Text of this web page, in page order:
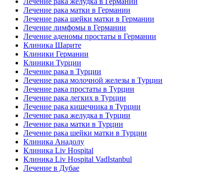
Лечение рака матки в Германии
Лечение рака шейки матки в Германии
Лечение лимфомы в Германии
Лечение аденомы простаты в Германии
Клиника Шарите
Клиники Германии
Клиники Турции
Лечение рака в Турции
Лечение рака молочной железы в Турции
Лечение рака простаты в Турции
Лечение рака легких в Турции
Лечение рака кишечника в Турции
Лечение рака желудка в Турции
Лечение рака матки в Турции
Лечение рака шейки матки в Турции
Клиника Анадолу
Клиника Liv Hospital
Клиника Liv Hospital VadIstanbul
Лечение в Дубае